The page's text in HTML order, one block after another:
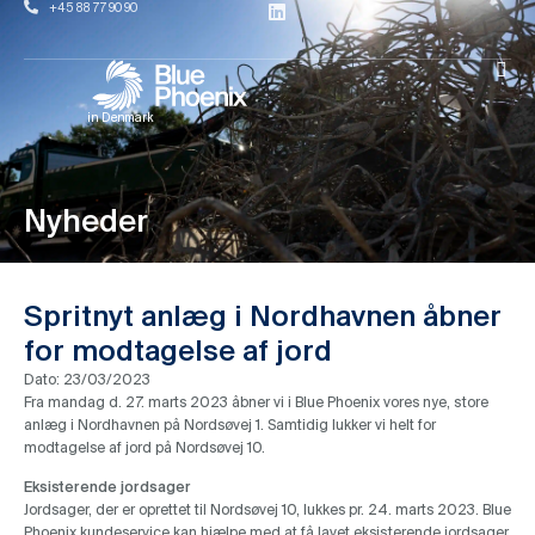
+45 88 77 90 90
in Denmark
Nyheder
Spritnyt anlæg i Nordhavnen åbner
for modtagelse af jord
Dato: 23/03/2023
Fra mandag d. 27. marts 2023 åbner vi i Blue Phoenix vores nye, store
anlæg i Nordhavnen på Nordsøvej 1. Samtidig lukker vi helt for
modtagelse af jord på Nordsøvej 10.
Eksisterende jordsager
Jordsager, der er oprettet til Nordsøvej 10, lukkes pr. 24. marts 2023. Blue